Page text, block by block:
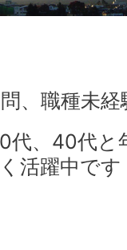
、職種未経
代、40代と
く活躍中です